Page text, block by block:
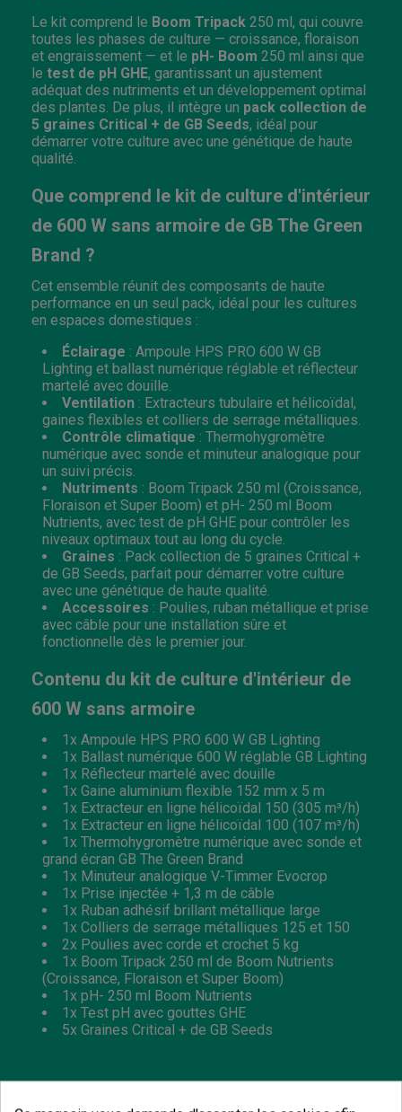
Le kit comprend le Boom Tripack 250 ml, qui couvre
toutes les phases de culture — croissance, floraison
et engraissement — et le pH- Boom 250 ml ainsi que
le test de pH GHE, garantissant un ajustement
adéquat des nutriments et un développement optimal
des plantes. De plus, il intègre un pack collection de
5 graines Critical + de GB Seeds, idéal pour
démarrer votre culture avec une génétique de haute
qualité.
Que comprend le kit de culture d'intérieur
de 600 W sans armoire de GB The Green
Brand ?
Cet ensemble réunit des composants de haute
performance en un seul pack, idéal pour les cultures
en espaces domestiques :
Éclairage : Ampoule HPS PRO 600 W GB
Lighting et ballast numérique réglable et réflecteur
martelé avec douille.
Ventilation : Extracteurs tubulaire et hélicoïdal,
gaines flexibles et colliers de serrage métalliques.
Contrôle climatique : Thermohygromètre
numérique avec sonde et minuteur analogique pour
un suivi précis.
Nutriments : Boom Tripack 250 ml (Croissance,
Floraison et Super Boom) et pH- 250 ml Boom
Nutrients, avec test de pH GHE pour contrôler les
niveaux optimaux tout au long du cycle.
Graines : Pack collection de 5 graines Critical +
de GB Seeds, parfait pour démarrer votre culture
avec une génétique de haute qualité.
Accessoires : Poulies, ruban métallique et prise
avec câble pour une installation sûre et
fonctionnelle dès le premier jour.
Contenu du kit de culture d'intérieur de
600 W sans armoire
1x Ampoule HPS PRO 600 W GB Lighting
1x Ballast numérique 600 W réglable GB Lighting
1x Réflecteur martelé avec douille
1x Gaine aluminium flexible 152 mm x 5 m
1x Extracteur en ligne hélicoïdal 150 (305 m³/h)
1x Extracteur en ligne hélicoïdal 100 (107 m³/h)
1x Thermohygromètre numérique avec sonde et
grand écran GB The Green Brand
1x Minuteur analogique V-Timmer Evocrop
1x Prise injectée + 1,3 m de câble
1x Ruban adhésif brillant métallique large
1x Colliers de serrage métalliques 125 et 150
2x Poulies avec corde et crochet 5 kg
1x Boom Tripack 250 ml de Boom Nutrients
(Croissance, Floraison et Super Boom)
1x pH- 250 ml Boom Nutrients
1x Test pH avec gouttes GHE
5x Graines Critical + de GB Seeds